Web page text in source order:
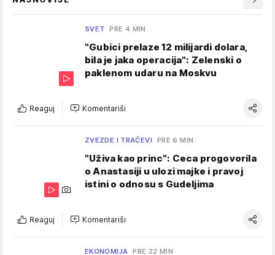
SVET PRE 4 MIN
"Gubici prelaze 12 milijardi dolara,
bila je jaka operacija": Zelenski o
paklenom udaru na Moskvu
Reaguj Komentariši
ZVEZDE I TRAČEVI PRE 6 MIN
"Uživa kao princ": Ceca progovorila
o Anastasiji u ulozi majke i pravoj
istini o odnosu s Gudeljima
Reaguj Komentariši
EKONOMIJA PRE 22 MIN